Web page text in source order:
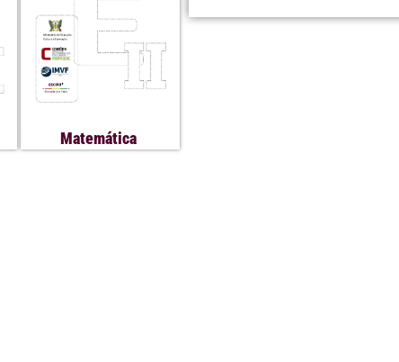
Matemática